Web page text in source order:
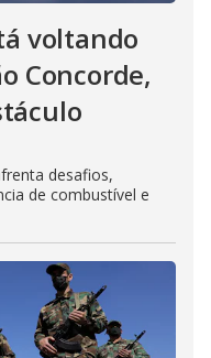
voltando
Concorde,
desafios,
de combustível e